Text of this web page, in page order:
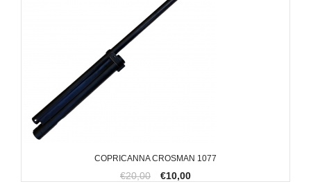
COPRICANNA CROSMAN 1077
€20,00 €10,00